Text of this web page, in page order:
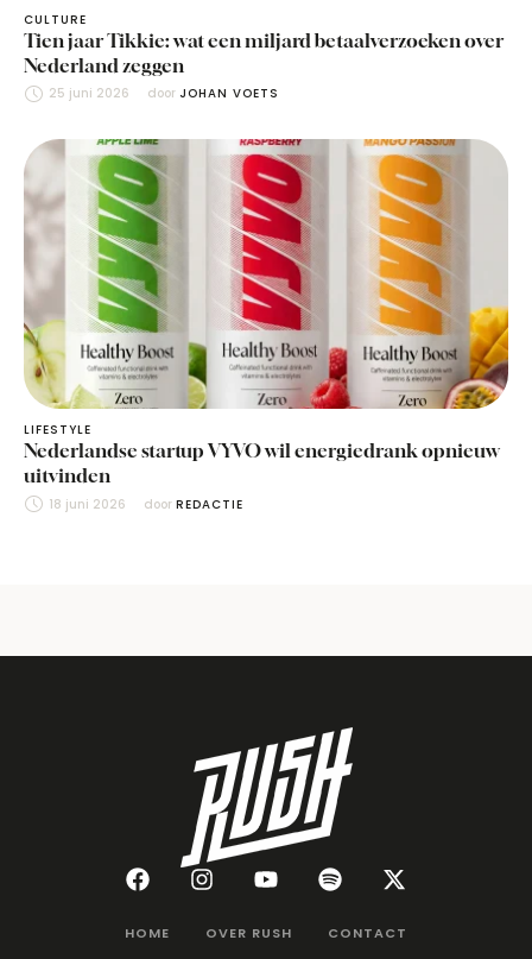
CULTURE
Tien jaar Tikkie: wat een miljard betaalverzoeken over
Nederland zeggen
25 juni 2026 door JOHAN VOETS
LIFESTYLE
Nederlandse startup VYVO wil energiedrank opnieuw
uitvinden
18 juni 2026 door REDACTIE
HOME OVER RUSH CONTACT